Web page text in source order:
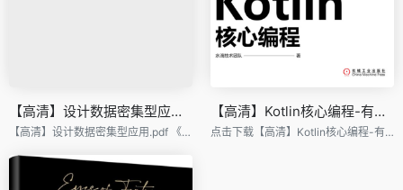
【高清】设计数据密集型应用.pdf
【高清】设计数据密集型应用.pdf 《数据密集型应用系统设计》是一本经历剑桥大学分布式系统研究院四年创作的重要著作，这本书从数据分析、数据应用和数据挖掘的角度出发，弥补了分布式理论和工程实践之间的鸿沟，它为软件开发者提供了宝贵的指导和启示，是一本必读的书籍，书中深入探讨了现代数据密集型应用系统的设计原则和决策，帮助读者了解如何有效地处理大规模数据的挑战，无论是对于研究者还是从业人员来说，这本书都是不可或缺的指南，我们由衷地将这本书献给那些追求梦想的人们，希望他们能通过阅读这本书，不断提升技术能力，创造出更加优秀的数据密集型应用系统。
【高清】Kotlin核心编程-有书签.pdf
点击下载【高清】Kotlin核心编程-有书签.pdf